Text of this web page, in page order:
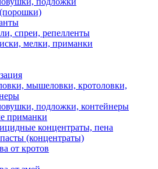
спреи, репелленты
мелки, приманки
мышеловки, кротоловки,
подложки, контейнеры
приманки
концентраты, пена
(концентраты)
от кротов